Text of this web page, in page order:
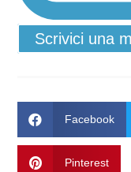
Scrivici una
 Facebook
 Pinterest